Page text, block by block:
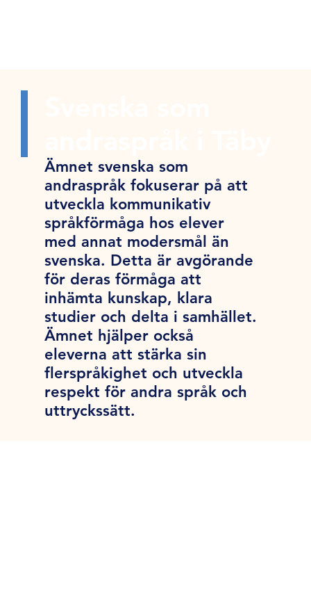
Ämnet svenska som
andraspråk fokuserar på att
utveckla kommunikativ
språkförmåga hos elever
med annat modersmål än
svenska. Detta är avgörande
för deras förmåga att
inhämta kunskap, klara
studier och delta i samhället.
Ämnet hjälper också
eleverna att stärka sin
flerspråkighet och utveckla
respekt för andra språk och
uttryckssätt.